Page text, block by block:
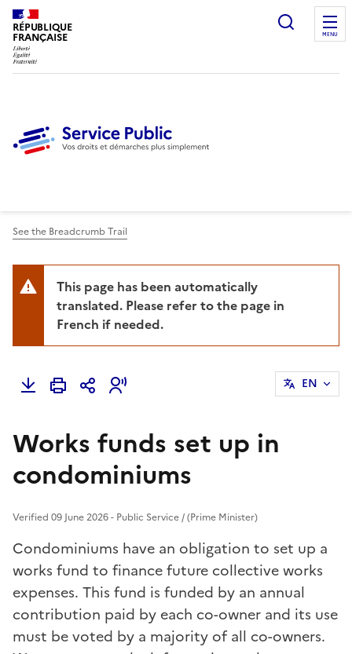
RÉPUBLIQUE
FRANÇAISE
Ouvrir
MENU
See the Breadcrumb Trail
This page has been automatically
translated. Please refer to the page in
French if needed.
EN
Works funds set up in
condominiums
Verified 09 June 2026 - Public Service / (Prime Minister)
Condominiums have an obligation to set up a
works fund to finance future collective works
expenses. This fund is funded by an annual
contribution paid by each co-owner and its use
must be voted by a majority of all co-owners.